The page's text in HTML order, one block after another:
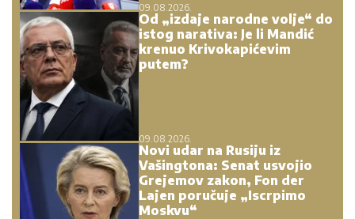
09.08.2026.
Od „izdaje narodne volje“ do
istog narativa: Je li Mandić
krenuo Krivokapićevim
putem?
09.08.2026.
Novi udar na Rusiju iz
Vašingtona: Senat usvojio
Grejemov zakon, Fon der
Lajen poručuje „Iscrpimo
Moskvu“